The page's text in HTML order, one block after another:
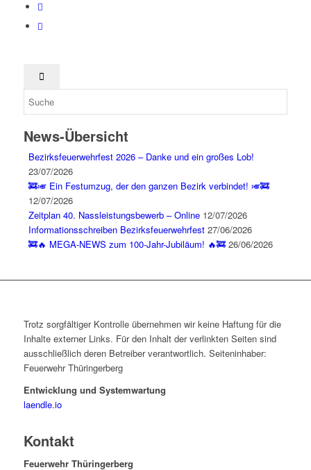
News-Übersicht
Bezirksfeuerwehrfest 2026 – Danke und ein großes Lob!
23/07/2026
🚒🎺 Ein Festumzug, der den ganzen Bezirk verbindet! 🎺🚒
12/07/2026
Zeitplan 40. Nassleistungsbewerb – Online 12/07/2026
Informationsschreiben Bezirksfeuerwehrfest 27/06/2026
🚒🔥 MEGA-NEWS zum 100-Jahr-Jubiläum! 🔥🚒 26/06/2026
Trotz sorgfältiger Kontrolle übernehmen wir keine Haftung für die
Inhalte externer Links. Für den Inhalt der verlinkten Seiten sind
ausschließlich deren Betreiber verantwortlich. Seiteninhaber:
Feuerwehr Thüringerberg
Entwicklung und Systemwartung
laendle.io
Kontakt
Feuerwehr Thüringerberg